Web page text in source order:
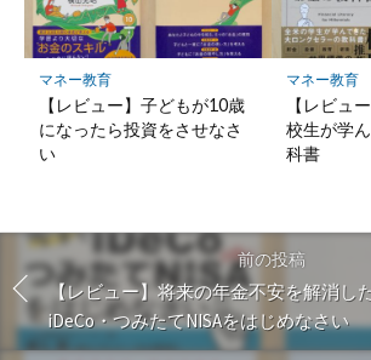
マネー教育
【レビュー】子どもが10歳
になったら投資をさせなさ
い
マネー教育
【レビュ
校生が学
科書
前の投稿
【レビュー】将来の年金不安を解消し
iDeCo・つみたてNISAをはじめなさい